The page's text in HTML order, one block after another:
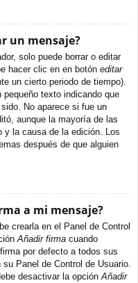
un mensaje?
solo puede borrar o editar
hacer clic en en botón editar
un cierto periodo de tiempo).
texto indicando que
No aparece si fue un
aunque la mayoría de las
y la causa de la edición. Los
después de que alguien
a mi mensaje?
crearla en el Panel de Control
Añadir firma cuando
por defecto a todos sus
Panel de Control de Usuario.
desactivar la opciónAñadir